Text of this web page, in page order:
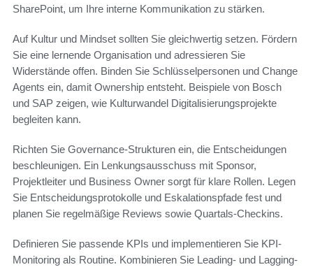
SharePoint, um Ihre interne Kommunikation zu stärken.
Auf Kultur und Mindset sollten Sie gleichwertig setzen. Fördern
Sie eine lernende Organisation und adressieren Sie
Widerstände offen. Binden Sie Schlüsselpersonen und Change
Agents ein, damit Ownership entsteht. Beispiele von Bosch
und SAP zeigen, wie Kulturwandel Digitalisierungsprojekte
begleiten kann.
Richten Sie Governance-Strukturen ein, die Entscheidungen
beschleunigen. Ein Lenkungsausschuss mit Sponsor,
Projektleiter und Business Owner sorgt für klare Rollen. Legen
Sie Entscheidungsprotokolle und Eskalationspfade fest und
planen Sie regelmäßige Reviews sowie Quartals-Checkins.
Definieren Sie passende KPIs und implementieren Sie KPI-
Monitoring als Routine. Kombinieren Sie Leading- und Lagging-